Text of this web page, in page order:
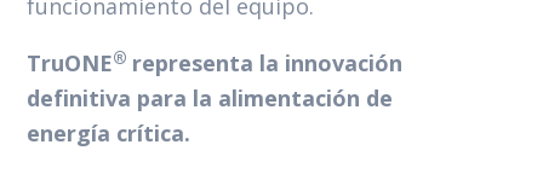
funcionamiento del equipo.
TruONE® representa la innovación
definitiva para la alimentación de
energía crítica.